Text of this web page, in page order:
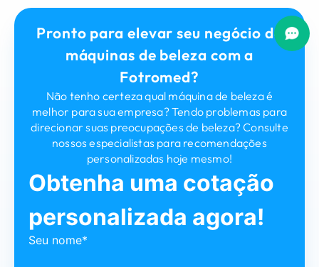
Pronto para elevar seu negócio de
máquinas de beleza com a
Fotromed?
Não tenho certeza qual máquina de beleza é
melhor para sua empresa? Tendo problemas para
direcionar suas preocupações de beleza? Consulte
nossos especialistas para recomendações
personalizadas hoje mesmo!
Obtenha uma cotação
personalizada agora!
Seu nome*